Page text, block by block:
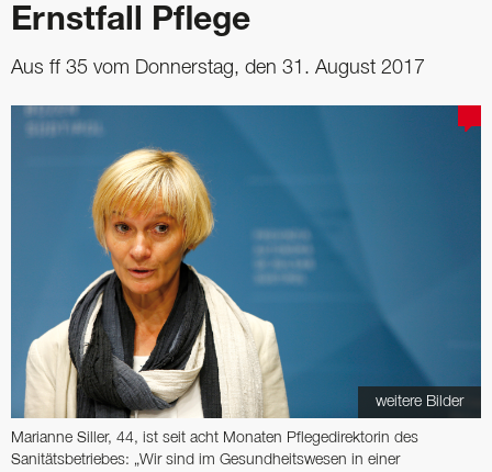
Ernstfall Pflege
Aus ff 35 vom Donnerstag, den 31. August 2017
weitere Bilder
Marianne Siller, 44, ist seit acht Monaten Pflegedirektorin des
Sanitätsbetriebes: „Wir sind im Gesundheitswesen in einer